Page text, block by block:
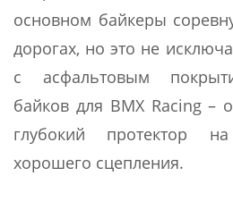
основном байкеры
дорогах, но это не
с асфальтовым
байков для BMX Racing –
глубокий протектор
хорошего сцепления.